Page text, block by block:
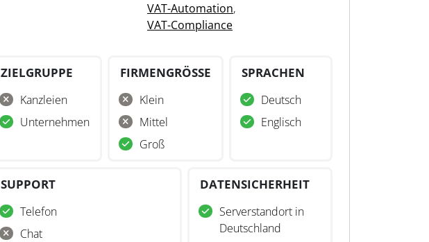
VAT-Automation,
VAT-Compliance
ZIELGRUPPE
Kanzleien
Unternehmen
FIRMENGRÖSSE
Klein
Mittel
Groß
SPRACHEN
Deutsch
Englisch
SUPPORT
Telefon
Chat
DATENSICHERHEIT
Serverstandort in
Deutschland